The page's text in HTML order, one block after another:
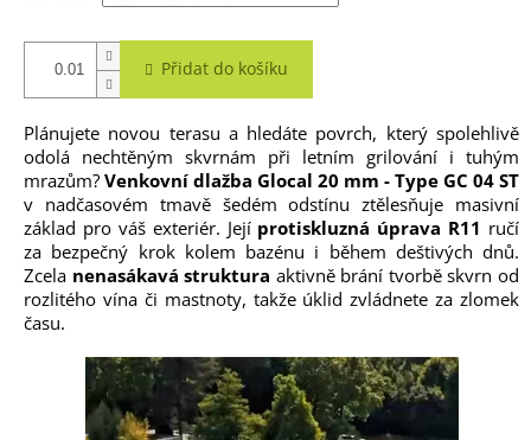
Přidat do košíku
Plánujete novou terasu a hledáte povrch, který spolehlivě
odolá nechtěným skvrnám při letním grilování i tuhým
mrazům? Venkovní dlažba Glocal 20 mm - Type GC 04 ST
v nadčasovém tmavě šedém odstínu ztělesňuje masivní
základ pro váš exteriér. Její protiskluzná úprava R11 ručí
za bezpečný krok kolem bazénu i během deštivých dnů.
Zcela nenasákavá struktura aktivně brání tvorbě skvrn od
rozlitého vína či mastnoty, takže úklid zvládnete za zlomek
času.